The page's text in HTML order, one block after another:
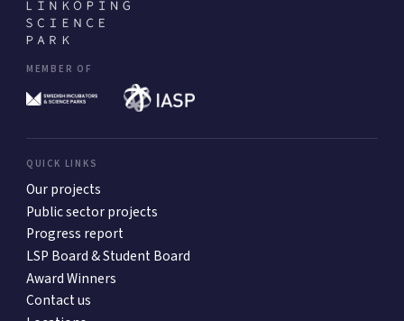
MEMBER OF
QUICK LINKS
Our projects
Public sector projects
Progress report
LSP Board & Student Board
Award Winners
Contact us